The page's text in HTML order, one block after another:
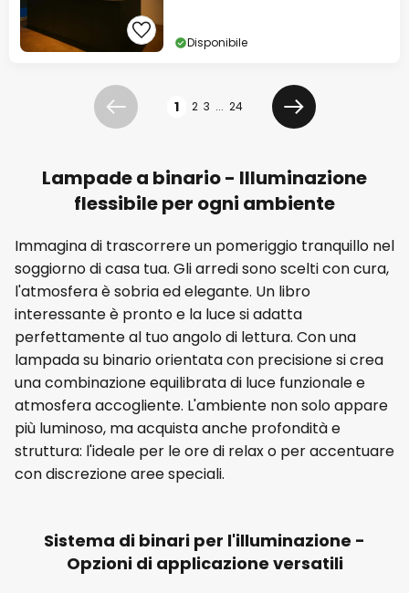
Disponibile
Precedente 1 2 3 ... 24
Prossimo
Lampade a binario - Illuminazione
flessibile per ogni ambiente
Immagina di trascorrere un pomeriggio tranquillo nel
soggiorno di casa tua. Gli arredi sono scelti con cura,
l'atmosfera è sobria ed elegante. Un libro
interessante è pronto e la luce si adatta
perfettamente al tuo angolo di lettura. Con una
lampada su binario orientata con precisione si crea
una combinazione equilibrata di luce funzionale e
atmosfera accogliente. L'ambiente non solo appare
più luminoso, ma acquista anche profondità e
struttura: l'ideale per le ore di relax o per accentuare
con discrezione aree speciali.
Sistema di binari per l'illuminazione -
Opzioni di applicazione versatili